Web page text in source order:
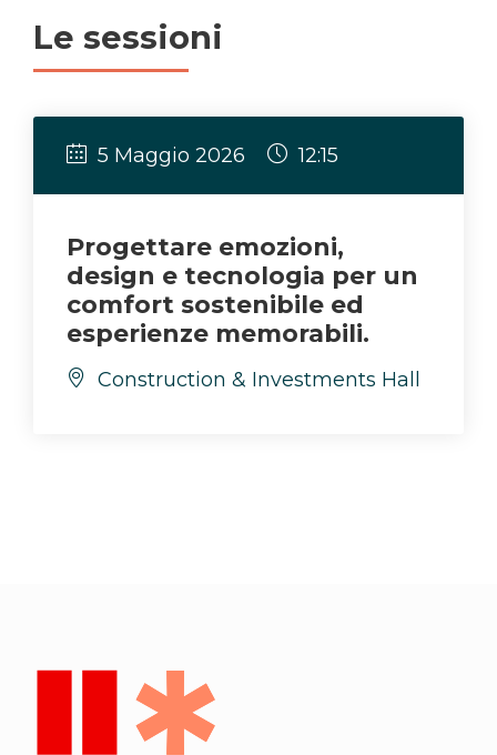
Le sessioni
5 Maggio 2026 12:15
Progettare emozioni,
design e tecnologia per un
comfort sostenibile ed
esperienze memorabili.
Construction & Investments Hall